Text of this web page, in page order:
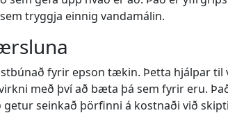
tryggja einnig vandamálin.
fyrir epson tækin. Þetta hjálpar
með því að bæta þá sem fyrir eru.
seinkað þörfinni á kostnaði við